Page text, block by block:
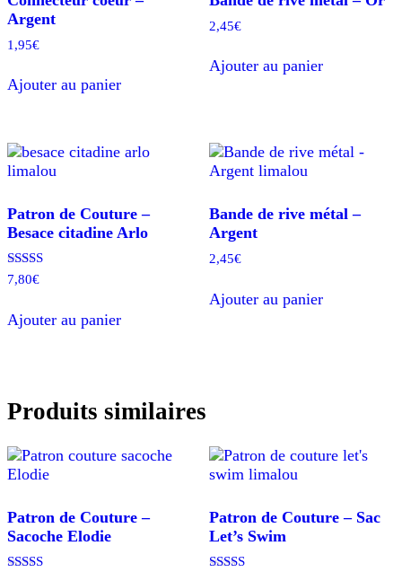
Argent
1,95€
Ajouter au panier
2,45€
Ajouter au panier
Patron de Couture –
Besace citadine Arlo
Note
7,80€
Ajouter au panier
Bande de rive métal –
Argent
2,45€
Ajouter au panier
Produits similaires
Patron de Couture –
Sacoche Elodie
Patron de Couture – Sac
Let’s Swim